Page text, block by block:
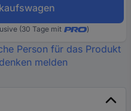
(30 Tage mit )
Person für das Produkt
melden